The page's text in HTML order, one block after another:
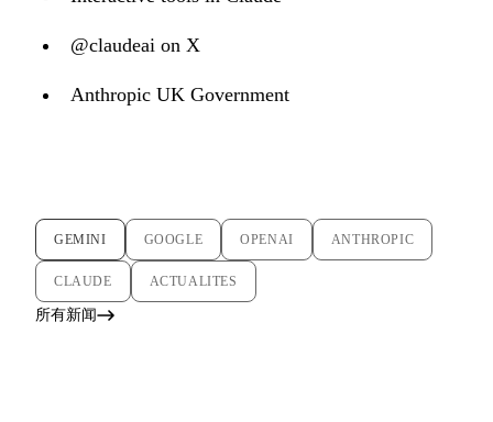
@claudeai on X
Anthropic UK Government
GEMINI GOOGLE OPENAI ANTHROPIC
CLAUDE ACTUALITES
所有新闻